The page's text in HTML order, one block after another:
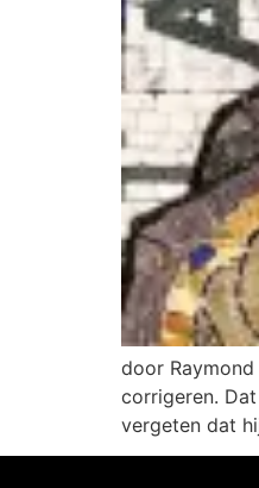
door
corrigeren.
vergeten dat